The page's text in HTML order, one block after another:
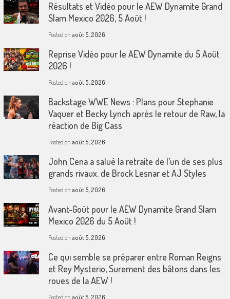
Résultats et Vidéo pour le AEW Dynamite Grand
Slam Mexico 2026, 5 Août !
Posted on août 5, 2026
Reprise Vidéo pour le AEW Dynamite du 5 Août
2026 !
Posted on août 5, 2026
Backstage WWE News : Plans pour Stephanie
Vaquer et Becky Lynch après le retour de Raw, la
réaction de Big Cass
Posted on août 5, 2026
John Cena a salué la retraite de l’un de ses plus
grands rivaux. de Brock Lesnar et AJ Styles
Posted on août 5, 2026
Avant-Goût pour le AEW Dynamite Grand Slam
Mexico 2026 du 5 Août !
Posted on août 5, 2026
Ce qui semble se préparer entre Roman Reigns
et Rey Mysterio, Surement des bâtons dans les
roues de la AEW !
Posted on août 5, 2026